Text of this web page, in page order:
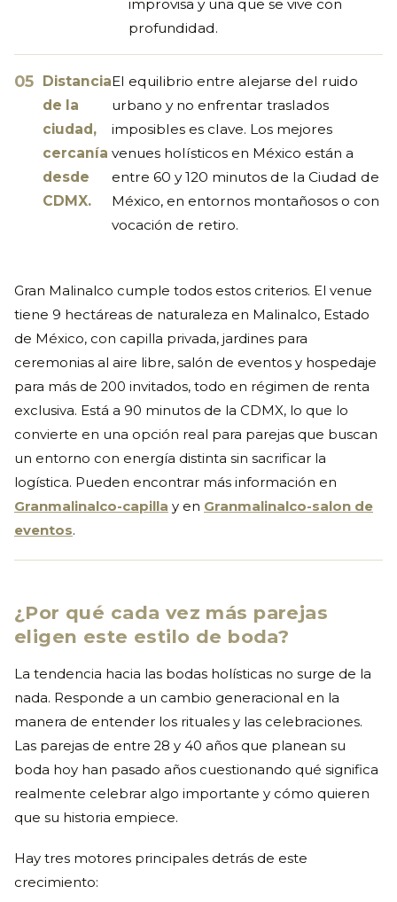
improvisa y una que se vive con
profundidad.
Distancia
de la
ciudad,
cercanía
desde
CDMX.
El equilibrio entre alejarse del ruido
urbano y no enfrentar traslados
imposibles es clave. Los mejores
venues holísticos en México están a
entre 60 y 120 minutos de la Ciudad de
México, en entornos montañosos o con
vocación de retiro.
Gran Malinalco cumple todos estos criterios. El venue
tiene 9 hectáreas de naturaleza en Malinalco, Estado
de México, con capilla privada, jardines para
ceremonias al aire libre, salón de eventos y hospedaje
para más de 200 invitados, todo en régimen de renta
exclusiva. Está a 90 minutos de la CDMX, lo que lo
convierte en una opción real para parejas que buscan
un entorno con energía distinta sin sacrificar la
logística. Pueden encontrar más información en
Granmalinalco-capilla y en Granmalinalco-salon de
eventos.
¿Por qué cada vez más parejas
eligen este estilo de boda?
La tendencia hacia las bodas holísticas no surge de la
nada. Responde a un cambio generacional en la
manera de entender los rituales y las celebraciones.
Las parejas de entre 28 y 40 años que planean su
boda hoy han pasado años cuestionando qué significa
realmente celebrar algo importante y cómo quieren
que su historia empiece.
Hay tres motores principales detrás de este
crecimiento: